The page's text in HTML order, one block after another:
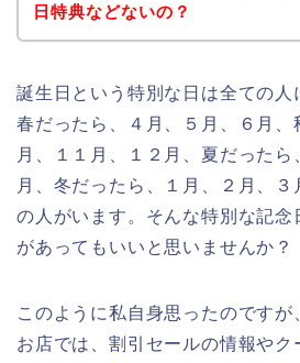
日特典などないの？
誕生日という特別な日は全ての人
春だったら、４月、５月、６月、
月、１１月、１２月、夏だったら
月、冬だったら、１月、２月、３
の人がいます。そんな特別な記念
があってもいいと思いませんか？
このように私自身思ったのですが
お店では、割引セールの情報やク